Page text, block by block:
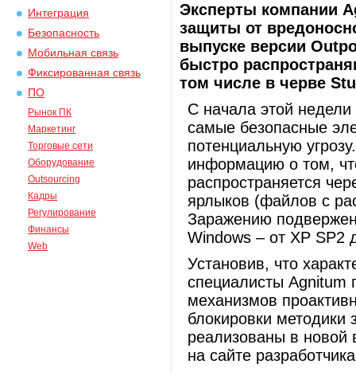
Интеграция
Безопасность
Мобильная связь
Фиксированная связь
ПО
Рынок ПК
Маркетинг
Торговые сети
Оборудование
Outsourcing
Кадры
Регулирование
Финансы
Web
Эксперты компании
защиты от
выпуске версии
быстро
том числе в черве
С начала этой недели
самые безопасные
потенциальную
информацию о том,
распространяется
ярлыков (файлов с
Заражению
Windows – от XP SP2
Установив, что
специалисты Agnitum
механизмов
блокировки методики
реализованы в новой
на сайте